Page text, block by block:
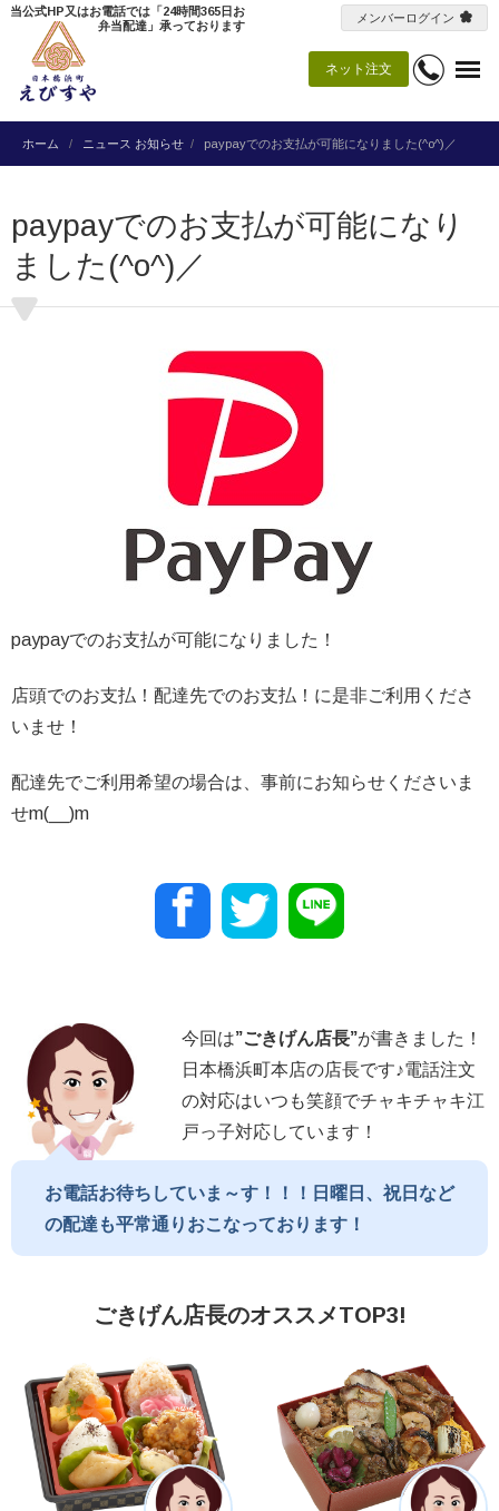
ネット注文
当公式HP又はお電話では「24時間365日お
弁当配達」承っております
メンバーログイン
ホーム ニュース お知らせ paypayでのお支払が可能になりました(^o^)／
paypayでのお支払が可能になり
ました(^o^)／
paypayでのお支払が可能になりました！
店頭でのお支払！配達先でのお支払！に是非ご利用くださ
いませ！
配達先でご利用希望の場合は、事前にお知らせくださいま
せm(__)m
今回は”ごきげん店長”が書きました！
日本橋浜町本店の店長です♪電話注文
の対応はいつも笑顔でチャキチャキ江
戸っ子対応しています！
お電話お待ちしていま～す！！！日曜日、祝日など
の配達も平常通りおこなっております！
ごきげん店長のオススメTOP3!